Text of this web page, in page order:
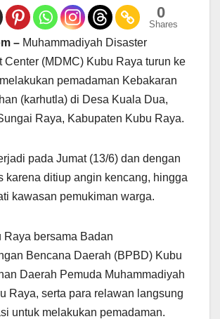
0
Shares
– Muhammadiyah Disaster
Center (MDMC) Kubu Raya turun ke
pemadaman Kebakaran
(karhutla) di Desa Kuala Dua,
Raya, Kabupaten Kubu Raya.
pada Jumat (13/6) dan dengan
karena ditiup angin kencang, hingga
kawasan pemukiman warga.
Raya bersama Badan
Bencana Daerah (BPBD) Kubu
Daerah Pemuda Muhammadiyah
Raya, serta para relawan langsung
untuk melakukan pemadaman.